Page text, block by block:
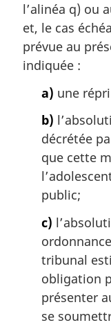
l’alinéa q) ou
et, le cas
prévue au
indiquée :
a) une
b)
décrétée
que cette
public;
c)
tribunal
obligation
présenter
se